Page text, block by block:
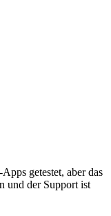
getestet, aber das
und der Support ist